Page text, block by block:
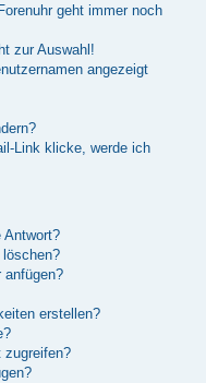
geht immer noch
zur Auswahl!
angezeigt
Link klicke, werde ich
Antwort?
anfügen?
erstellen?
zugreifen?